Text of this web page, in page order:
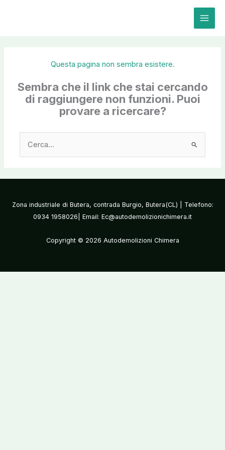
Questa pagina non sembra esistere.
Sembra che il link che stai cercando
di raggiungere non funzioni. Puoi
provare a ricercare?
Cerca:
Zona industriale di Butera, contrada Burgio, Butera(CL) | Telefono:
0934 1958026| Email: Ec@autodemolizionichimera.it
Copyright © 2026 Autodemolizioni Chimera